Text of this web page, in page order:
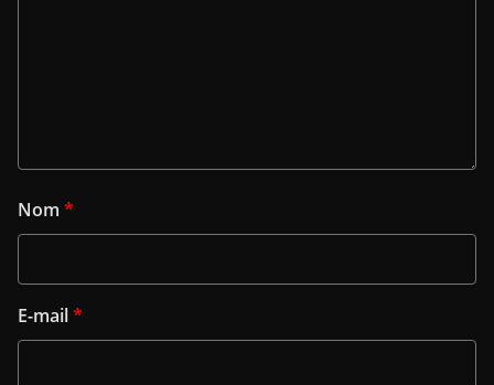
Nom *
E-mail*